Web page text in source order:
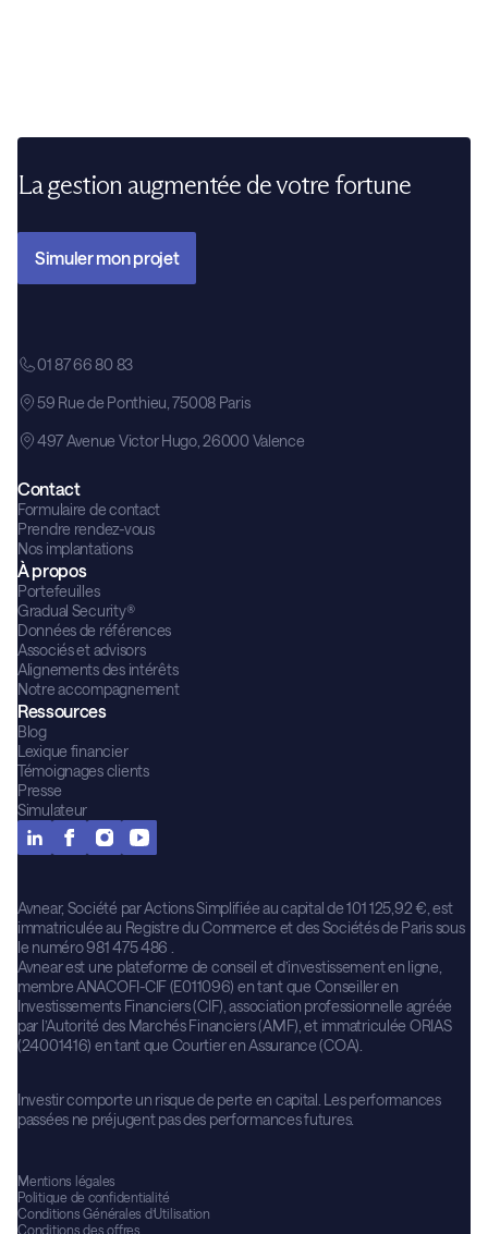
La gestion augmentée de votre fortune
Simuler mon projet
01 87 66 80 83
59 Rue de Ponthieu, 75008 Paris
497 Avenue Victor Hugo, 26000 Valence
Contact
Formulaire de contact
Prendre rendez-vous
Nos implantations
À propos
Portefeuilles
Gradual Security®
Données de références
Associés et advisors
Alignements des intérêts
Notre accompagnement
Ressources
Blog
Lexique financier
Témoignages clients
Presse
Simulateur
Avnear, Société par Actions Simplifiée au capital de 101 125,92 €, est
immatriculée au Registre du Commerce et des Sociétés de Paris sous
le numéro 981 475 486 .
Avnear est une plateforme de conseil et d’investissement en ligne,
membre ANACOFI-CIF (E011096) en tant que Conseiller en
Investissements Financiers (CIF), association professionnelle agréée
par l’Autorité des Marchés Financiers (AMF), et immatriculée ORIAS
(24001416) en tant que Courtier en Assurance (COA).
Investir comporte un risque de perte en capital. Les performances
passées ne préjugent pas des performances futures.
Mentions légales
Politique de confidentialité
Conditions Générales d’Utilisation
Conditions des offres